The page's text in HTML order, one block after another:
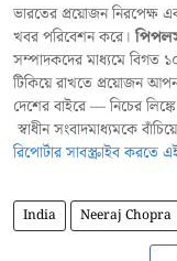
ভারতের প্রয়োজন নিরপেক্ষ
খবর পরিবেশন করে।
সম্পাদকদের মাধ্যমে বিগত
টিকিয়ে রাখতে প্রয়োজন
দেশের বাইরে — নিচের
স্বাধীন সংবাদমাধ্যমকে
রিপোর্টার সাবস্ক্রাইব করতে
India Neeraj Chopra